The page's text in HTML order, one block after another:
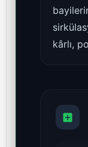
kârlı,